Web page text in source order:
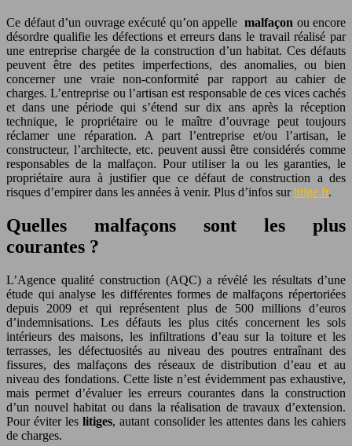
Ce défaut d’un ouvrage exécuté qu’on appelle malfaçon ou encore
désordre qualifie les défections et erreurs dans le travail réalisé par
une entreprise chargée de la construction d’un habitat. Ces défauts
peuvent être des petites imperfections, des anomalies, ou bien
concerner une vraie non-conformité par rapport au cahier de
charges. L’entreprise ou l’artisan est responsable de ces vices cachés
et dans une période qui s’étend sur dix ans après la réception
technique, le propriétaire ou le maître d’ouvrage peut toujours
réclamer une réparation. A part l’entreprise et/ou l’artisan, le
constructeur, l’architecte, etc. peuvent aussi être considérés comme
responsables de la malfaçon. Pour utiliser la ou les garanties, le
propriétaire aura à justifier que ce défaut de construction a des
risques d’empirer dans les années à venir. Plus d’infos surlitige.fr.
Quelles malfaçons sont les plus
courantes ?
L’Agence qualité construction (AQC) a révélé les résultats d’une
étude qui analyse les différentes formes de malfaçons répertoriées
depuis 2009 et qui représentent plus de 500 millions d’euros
d’indemnisations. Les défauts les plus cités concernent les sols
intérieurs des maisons, les infiltrations d’eau sur la toiture et les
terrasses, les défectuosités au niveau des poutres entraînant des
fissures, des malfaçons des réseaux de distribution d’eau et au
niveau des fondations. Cette liste n’est évidemment pas exhaustive,
mais permet d’évaluer les erreurs courantes dans la construction
d’un nouvel habitat ou dans la réalisation de travaux d’extension.
Pour éviter leslitiges, autant consolider les attentes dans les cahiers
de charges.